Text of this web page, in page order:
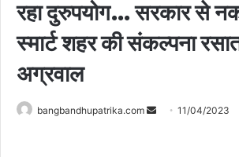
रहा दुरुपयोग… सरकार से
स्मार्ट शहर की संकल्पना
अग्रवाल
bangbandhupatrika.com
Send11/04/2023